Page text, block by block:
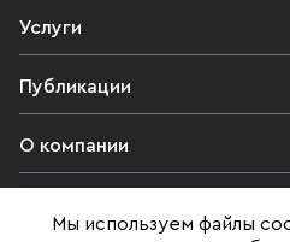
Услуги
Публикации
О компании
Мы используем файлы